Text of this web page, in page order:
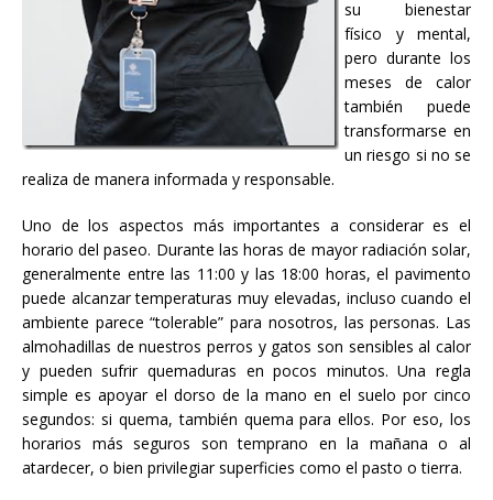
su bienestar
físico y mental,
pero durante los
meses de calor
también puede
transformarse en
un riesgo si no se
realiza de manera informada y responsable.
Uno de los aspectos más importantes a considerar es el
horario del paseo. Durante las horas de mayor radiación solar,
generalmente entre las 11:00 y las 18:00 horas, el pavimento
puede alcanzar temperaturas muy elevadas, incluso cuando el
ambiente parece “tolerable” para nosotros, las personas. Las
almohadillas de nuestros perros y gatos son sensibles al calor
y pueden sufrir quemaduras en pocos minutos. Una regla
simple es apoyar el dorso de la mano en el suelo por cinco
segundos: si quema, también quema para ellos. Por eso, los
horarios más seguros son temprano en la mañana o al
atardecer, o bien privilegiar superficies como el pasto o tierra.